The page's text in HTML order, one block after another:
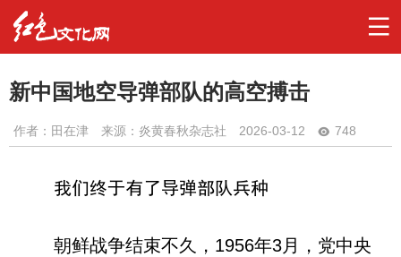
新中国地空导弹部队的高空搏击
作者： 田在津 来源：炎黄春秋杂志社 2026-03-12 748
我们终于有了导弹部队兵种
朝鲜战争结束不久，1956年3月，党中央